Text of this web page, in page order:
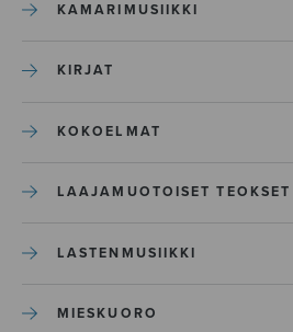
KAMARIMUSIIKKI
KIRJAT
KOKOELMAT
LAAJAMUOTOISET TEOKSET
LASTENMUSIIKKI
MIESKUORO